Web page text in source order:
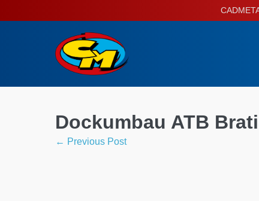
to
Dockumbau ATB
Post
← Previous Post